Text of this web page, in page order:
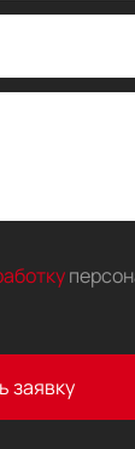
заявку